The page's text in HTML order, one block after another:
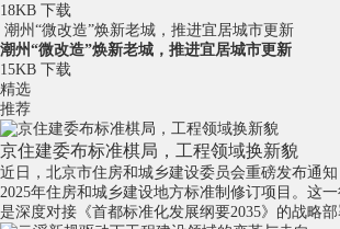
18KB 下载
潮州“微改造”焕新老城，推进宜居城市更新
潮州“微改造”焕新老城，推进宜居城市更新
15KB 下载
精选
推荐
京住建委布标准棋局，工程领域换新貌
近日，北京市住房和城乡建设委员会重磅发布通
2025年住房和城乡建设地方标准制修订项目。这
是深度对接《首都标准化发展纲要2035》的战略部